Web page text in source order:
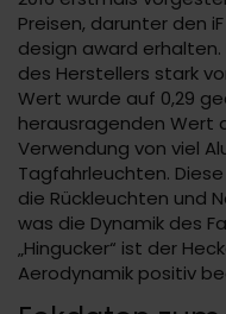
Preisen, darunter den
design award
des Herstellers stark
Wert wurde auf 0,29
herausragenden Wert
Verwendung von viel
Tagfahrleuchten.
die Rückleuchten und
was die Dynamik des
„Hingucker“ ist der
Aerodynamik positiv